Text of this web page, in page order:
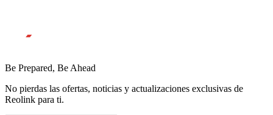
Be Prepared, Be Ahead
No pierdas las ofertas, noticias y actualizaciones exclusivas de
Reolink para ti.